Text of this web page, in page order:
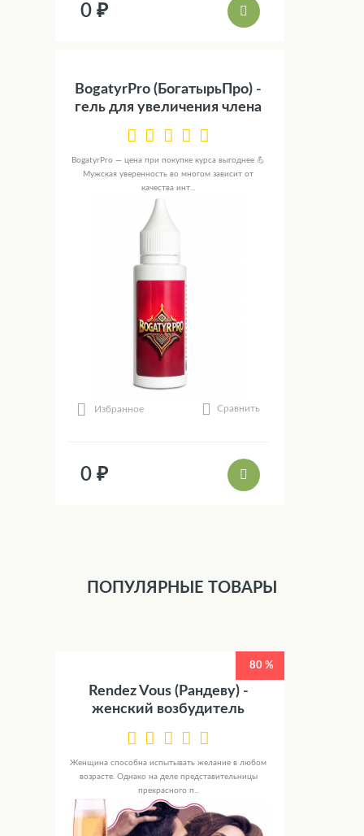
0 ₽
BogatyrPro (БогатырьПро) -
гель для увеличения члена
BogatyrPro — цена при покупке курса выгоднее 💪
Мужская уверенность во многом зависит от
качества инт...
Избранное Сравнить
0 ₽
ПОПУЛЯРНЫЕ ТОВАРЫ
80 %
Rendez Vous (Рандеву) -
женский возбудитель
Женщина способна испытывать желание в любом
возрасте. Однако на деле представительницы
прекрасного п...